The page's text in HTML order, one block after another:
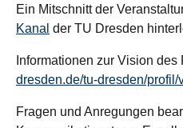
Ein Mitschnitt der
Kanal der TU Dresden
Informationen zur Vision des
dresden.de/tu-dresden/
Fragen und Anregungen